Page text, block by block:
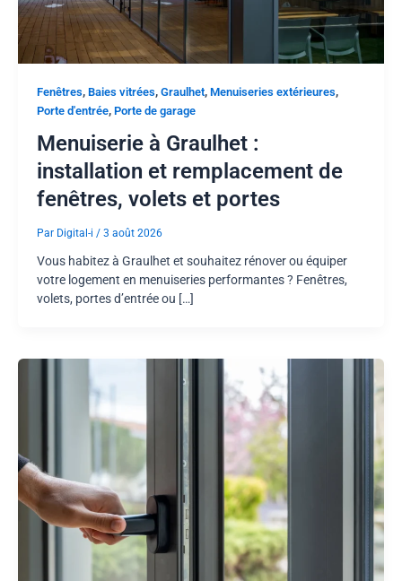
Fenêtres, Baies vitrées, Graulhet, Menuiseries extérieures,
Porte d'entrée, Porte de garage
Menuiserie à Graulhet :
installation et remplacement de
fenêtres, volets et portes
Par Digital-i / 3 août 2026
Vous habitez à Graulhet et souhaitez rénover ou équiper
votre logement en menuiseries performantes ? Fenêtres,
volets, portes d’entrée ou […]